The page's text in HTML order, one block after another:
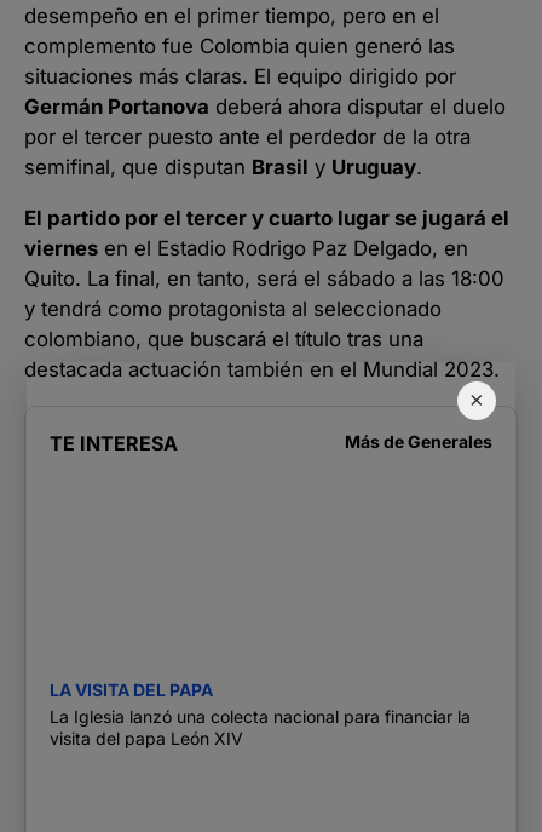
×
desempeño en el primer tiempo, pero en el
complemento fue Colombia quien generó las
situaciones más claras. El equipo dirigido por
Germán Portanova deberá ahora disputar el duelo
por el tercer puesto ante el perdedor de la otra
semifinal, que disputan Brasil y Uruguay.
El partido por el tercer y cuarto lugar se jugará el
viernes en el Estadio Rodrigo Paz Delgado, en
Quito. La final, en tanto, será el sábado a las 18:00
y tendrá como protagonista al seleccionado
colombiano, que buscará el título tras una
destacada actuación también en el Mundial 2023.
TE INTERESA Más deGenerales
LA VISITA DEL PAPA
La Iglesia lanzó una colecta nacional para financiar la
visita del papa León XIV